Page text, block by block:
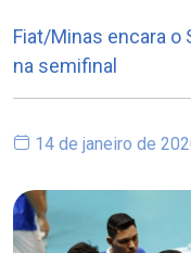
Fiat/Minas encara o
na semifinal
14 de janeiro de